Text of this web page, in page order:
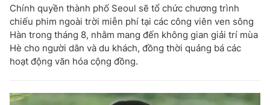
Chính quyền thành phố Seoul sẽ tổ chức chương trình
chiếu phim ngoài trời miễn phí tại các công viên ven sông
Hàn trong tháng 8, nhằm mang đến không gian giải trí mùa
Hè cho người dân và du khách, đồng thời quảng bá các
hoạt động văn hóa cộng đồng.